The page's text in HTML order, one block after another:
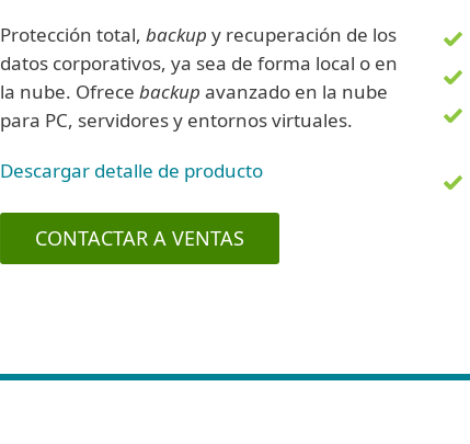
Protección total, backup y recuperación de los
datos corporativos, ya sea de forma local o en
la nube. Ofrece backup avanzado en la nube
para PC, servidores y entornos virtuales.
Descargar detalle de producto
CONTACTAR A VENTAS